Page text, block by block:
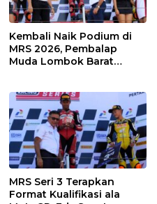
Kembali Naik Podium di
MRS 2026, Pembalap
Muda Lombok Barat
MRS Seri 3 Terapkan
Format Kualifikasi ala